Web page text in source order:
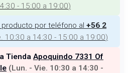
- 15:00 a 19:00)
por teléfono al +56 2
10:30 a 14:30 - 15:00 a 19:00)
Tienda Apoquindo 7331 Of
(Lun. - Vie. 10:30 a 14:30 -